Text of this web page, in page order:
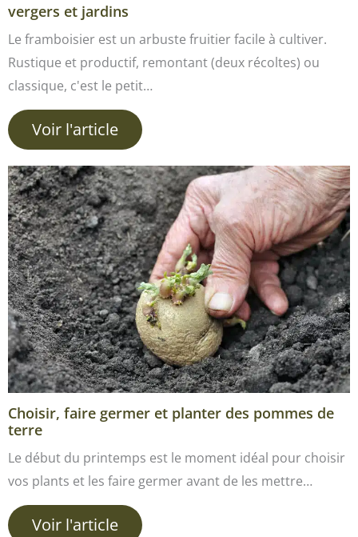
vergers et jardins
Le framboisier est un arbuste fruitier facile à cultiver.
Rustique et productif, remontant (deux récoltes) ou
classique, c'est le petit…
Voir l'article
Choisir, faire germer et planter des pommes de
terre
Le début du printemps est le moment idéal pour choisir
vos plants et les faire germer avant de les mettre…
Voir l'article